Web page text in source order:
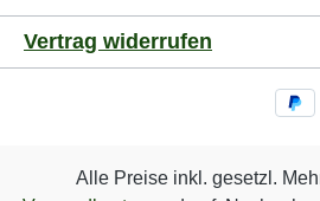
Vertrag widerrufen
Alle Preise inkl. gesetzl.